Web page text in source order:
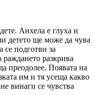
Анхела е глуха и
детето ще може да чува
се подготви за
разкрива
преодолее. Появата на
им и тя усеща какво
винаги се чувства